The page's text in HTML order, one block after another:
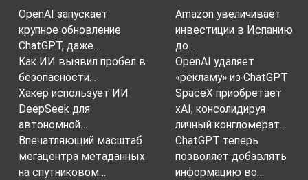
OpenAI запускает
крупное обновление
ChatGPT, даже…
Как ИИ выявил пробел в
безопасности…
Хакер использует ИИ
DeepSeek для
автономной…
Впечатляющий масштаб
мегацентра метаданных
на спутниковом…
Amazon увеличивает
инвестиции в Испанию
до…
OpenAI удаляет
«рекламу» из ChatGPT
SpaceX приобретает
xAI, консолидируя
личный конгломерат…
ChatGPT теперь
позволяет добавлять
информацию во…